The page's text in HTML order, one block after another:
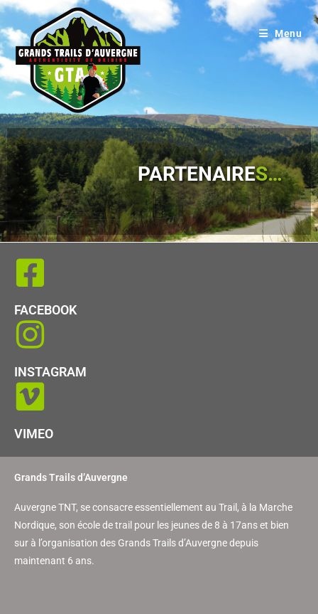
Menu
PARTENAIRES…
FACEBOOK
INSTAGRAM
VIMEO
Grands Trails d’Auvergne
Auvergne TNT, se consacre essentiellement au Trail, à la Marche
Nordique, son école de trail pour les jeunes de 8 à 17ans et bien
sur à l’organisation des Grands Trails d’Auvergne depuis
maintenant 6 ans.